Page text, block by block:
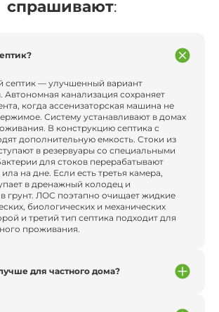
спрашивают:
септик — улучшенный вариант
Автономная канализация сохраняет
когда ассенизаторская машина не
Систему устанавливают в домах
В конструкцию септика с
дополнительную емкость. Стоки из
в резервуары со специальными
для стоков перерабатывают
на дне. Если есть третья камера,
в дренажный колодец и
в грунт. ЛОС поэтапно очищает жидкие
биологических и механических
и третий тип септика подходит для
проживания.
для частного дома?